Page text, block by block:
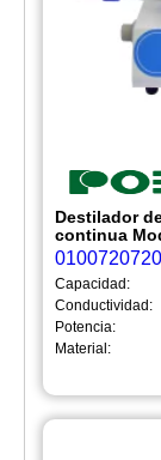
Destilador
continua
0100720720
Capacidad:
Conductividad:
Potencia:
Material: